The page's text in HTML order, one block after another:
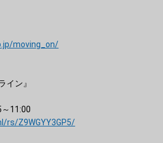
moving_on/
イン』
11:00
rs/Z9WGYY3GP5/